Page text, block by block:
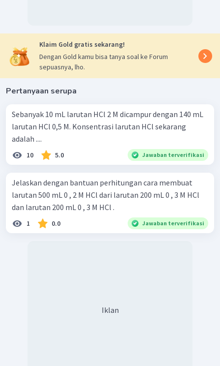
Klaim Gold gratis sekarang!
Dengan Gold kamu bisa tanya soal ke Forum
sepuasnya, lho.
Pertanyaan serupa
Sebanyak 10 mL larutan HCl 2 M dicampur dengan 140 mL
larutan HCl 0,5 M. Konsentrasi larutan HCl sekarang
adalah ....
10 5.0 Jawaban terverifikasi
Jelaskan dengan bantuan perhitungan cara membuat
larutan 500 mL 0 , 2 M HCl dari larutan 200 mL 0 , 3 M HCl
dan larutan 200 mL 0 , 3 M HCl .
1 0.0 Jawaban terverifikasi
Iklan